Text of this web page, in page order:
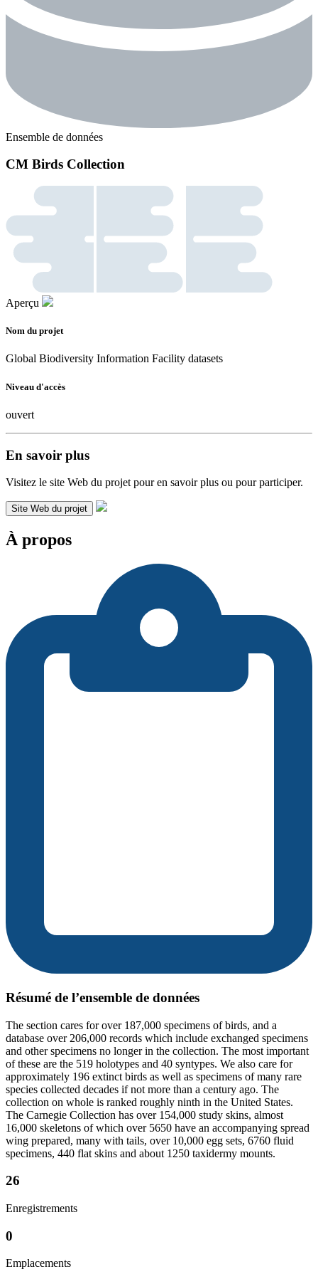
Ensemble de données
CM Birds Collection
Aperçu
Nom du projet
Global Biodiversity Information Facility datasets
Niveau d'accès
ouvert
En savoir plus
Visitez le site Web du projet pour en savoir plus ou pour participer.
Site Web du projet
À propos
Résumé de l’ensemble de données
The section cares for over 187,000 specimens of birds, and a
database over 206,000 records which include exchanged specimens
and other specimens no longer in the collection. The most important
of these are the 519 holotypes and 40 syntypes. We also care for
approximately 196 extinct birds as well as specimens of many rare
species collected decades if not more than a century ago. The
collection on whole is ranked roughly ninth in the United States.
The Carnegie Collection has over 154,000 study skins, almost
16,000 skeletons of which over 5650 have an accompanying spread
wing prepared, many with tails, over 10,000 egg sets, 6760 fluid
specimens, 440 flat skins and about 1250 taxidermy mounts.
26
Enregistrements
0
Emplacements